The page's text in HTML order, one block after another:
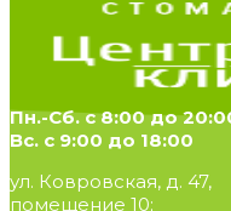
Пн.-Сб. с 8:00 до
Вс. с 9:00 до 18:00
ул. Ковровская, д. 47,
помещение 10;